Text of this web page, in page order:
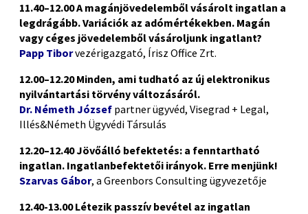
11.40–12.00 A magánjövedelemből vásárolt ingatlan a
legdrágább. Variációk az adómértékekben. Magán
vagy céges jövedelemből vásároljunk ingatlant?
Papp Tiborvezérigazgató, Írisz Office Zrt.
12.00–12.20 Minden, ami tudható az új elektronikus
nyilvántartási törvény változásáról.
Dr. Németh József partner ügyvéd, Visegrad + Legal,
Illés&Németh Ügyvédi Társulás
12.20–12.40 Jövőálló befektetés: a fenntartható
ingatlan. Ingatlanbefektetői irányok. Erre menjünk!
Szarvas Gábor, a Greenbors Consulting ügyvezetője
12.40-13.00 Létezik passzív bevétel az ingatlan